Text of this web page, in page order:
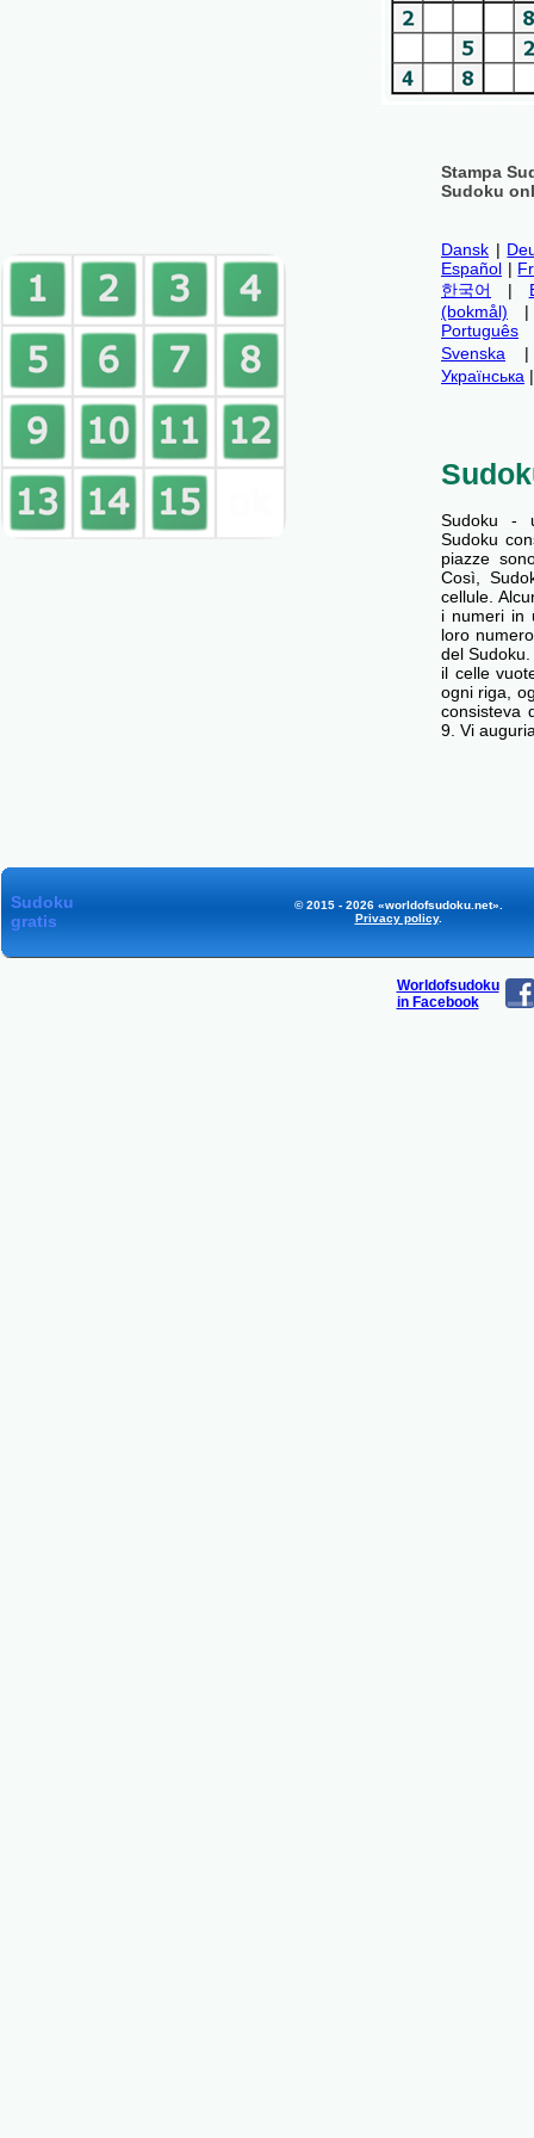
Stampa
Sudoku
Dansk |
Español |
한국어
|
(bokmål)
Português
Svenska
Українська
Sudoku -
Sudoku
piazze
Così,
cellule.
i numeri in
loro
del
il celle
ogni riga,
consisteva
9. Vi
Sudoku
gratis
© 2015 - 2026 «worldofsudoku.net».
Privacy policy.
Worldofsudoku
in Facebook